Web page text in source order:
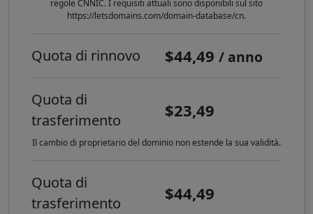
regole CNNIC. I requisiti attuali sono disponibili sul sito
https://letsdomains.com/domain-database/cn.
Quota di rinnovo $44,49 / anno
Quota di
trasferimento
$23,49
Il cambio di proprietario del dominio non estende la sua validità.
Quota di
trasferimento
$44,49